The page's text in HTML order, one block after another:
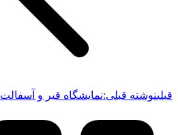
قبلینوشته قبلی:نمایشگاه قیر و آسفالت